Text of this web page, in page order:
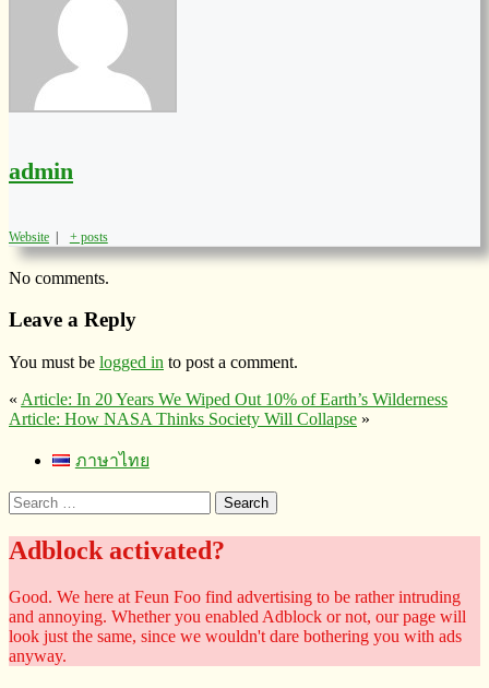
admin
Website | + posts
No comments.
Leave a Reply
You must be logged in to post a comment.
« Article: In 20 Years We Wiped Out 10% of Earth’s Wilderness
Article: How NASA Thinks Society Will Collapse »
ภาษาไทย
Search
for:
Adblock activated?
Good. We here at Feun Foo find advertising to be rather intruding
and annoying. Whether you enabled Adblock or not, our page will
look just the same, since we wouldn't dare bothering you with ads
anyway.